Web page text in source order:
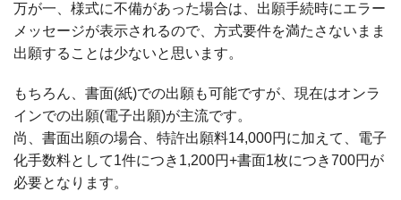
万が一、様式に不備があった場合は、出願手続時にエラー
メッセージが表示されるので、方式要件を満たさないまま
出願することは少ないと思います。
もちろん、書面(紙)での出願も可能ですが、現在はオンラ
インでの出願(電子出願)が主流です。
尚、書面出願の場合、特許出願料14,000円に加えて、電子
化手数料として1件につき1,200円+書面1枚につき700円が
必要となります。